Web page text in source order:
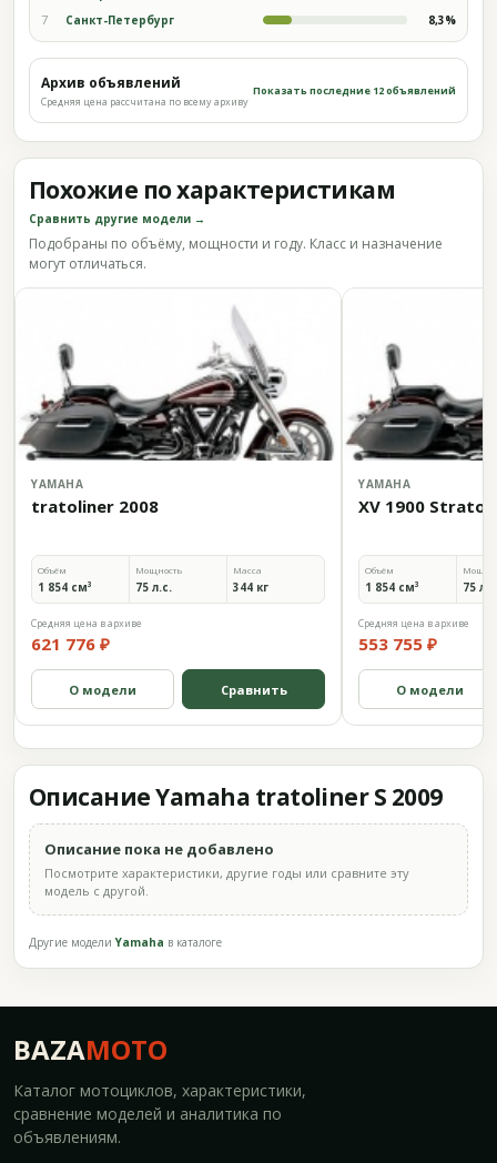
7 Санкт-Петербург 8,3%
Архив объявлений
Средняя цена рассчитана по всему архиву
Показать последние 12 объявлений
Похожие по характеристикам
Сравнить другие модели →
Подобраны по объёму, мощности и году. Класс и назначение
могут отличаться.
YAMAHA
tratoliner 2008
Объём
1 854 см³
Мощность
75 л.с.
Масса
344 кг
Средняя цена в архиве
621 776 ₽
О модели Сравнить
YAMAHA
XV 1900
Объём
1 854 см³ 75
Средняя цена в архиве
553 755 ₽
О модели
Описание Yamaha tratoliner S 2009
Описание пока не добавлено
Посмотрите характеристики, другие годы или сравните эту
модель с другой.
Другие моделиYamaha в каталоге
BAZAMOTO
Каталог мотоциклов, характеристики,
сравнение моделей и аналитика по
объявлениям.